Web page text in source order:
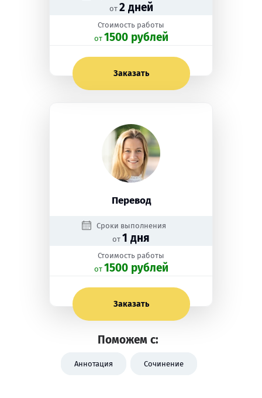
от 2 дней
Стоимость работы
oт 1500 рублей
Заказать
Перевод
Сроки выполнения
от 1 дня
Стоимость работы
oт 1500 рублей
Заказать
Поможем с:
Аннотация Сочинение